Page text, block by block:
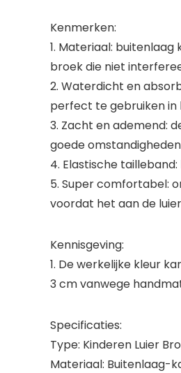
Kenmerken:
1. Materiaal:
broek die niet
2. Waterdicht en
perfect te gebruiken in
3. Zacht en ademend:
goede
4. Elastische
5. Super comfortabel:
voordat het aan de
Kennisgeving:
1. De werkelijke kleur
3 cm vanwege
Specificaties:
Type: Kinderen Luier
Materiaal: Buitenlaag-